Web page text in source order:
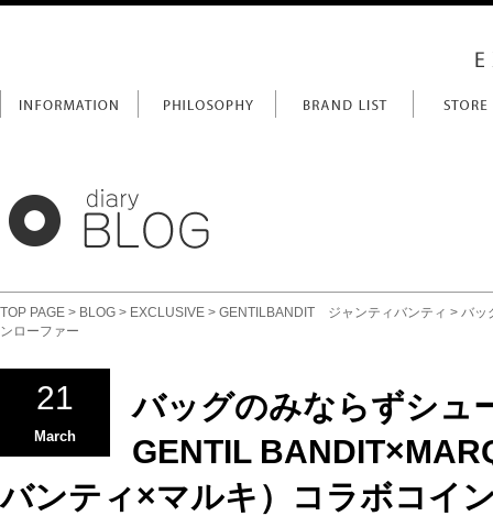
TOP PAGE > BLOG > EXCLUSIVE > GENTILBANDIT ジャンティバンティ > バッ
ンローファー
21
March
バッグのみならずシュ
GENTIL
バンティ×マルキ）コラボコイ